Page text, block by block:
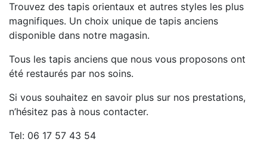
Trouvez des tapis orientaux et autres styles les plus
magnifiques. Un choix unique de tapis anciens
disponible dans notre magasin.
Tous les tapis anciens que nous vous proposons ont
été restaurés par nos soins.
Si vous souhaitez en savoir plus sur nos prestations,
n’hésitez pas à nous contacter.
Tel: 06 17 57 43 54